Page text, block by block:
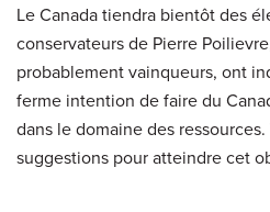
Le Canada tiendra bientôt des
conservateurs de Pierre
probablement vainqueurs, ont
ferme intention de faire du
dans le domaine des
suggestions pour atteindre cet